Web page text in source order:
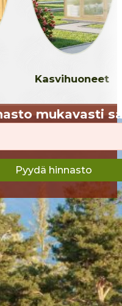
Kasvihuoneet
mukavasti
Pyydä hinnasto
Kotitoimistot